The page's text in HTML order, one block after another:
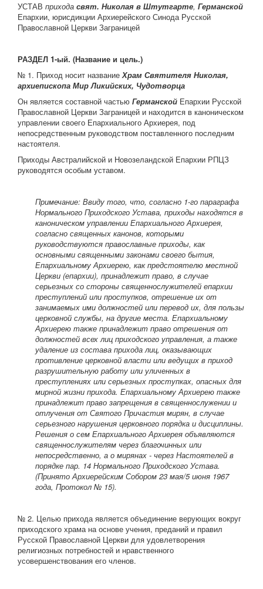
УСТАВ прихода свят. Николая в Штутгарте, Германской
Епархии, юрисдикции Архиерейского Синода Русской
Православной Церкви Заграницей
РАЗДЕЛ 1-ый. (Название и цель.)
№ 1. Приход носит названиеХрам Святителя Николая,
архиепископа Мир Ликийских, Чудотворца
Он является составной частью Германской Епархии Русской
Православной Церкви Заграницей и находится в каноническом
управлении своего Епархиального Архиерея, под
непосредственным руководством поставленного последним
настоятеля.
Приходы Австралийской и Новозеландской Епархии РПЦЗ
руководятся особым уставом.
Примечание: Ввиду того, что, согласно 1-го параграфа
Нормального Приходского Устава, приходы находятся в
каноническом управлении Епархиального Архиерея,
согласно священных канонов, которыми
руководствуются православные приходы, как
основными священными законами своего бытия,
Епархиальному Архиерею, как предстоятелю местной
Церкви (епархии), принадлежит право, в случае
серьезных со стороны священнослужителей епархии
преступлений или проступков, отрешение их от
занимаемых ими должностей или перевод их, для пользы
цер­ковной службы, на другие места. Епархиальному
Архиерею также принадлежит право отрешения от
должностей всех лиц приходского управления, а также
удаление из состава прихода лиц, оказывающих
противление церковной власти или ведущих в приход
разрушительную работу или уличенных в
преступлениях или серьезных проступках, опасных для
мирной жизни прихода. Епархиальному Архиерею также
принадлежит право запрещения в священнослужении и
отлучения от Святого Причастия мирян, в случае
серьезного нарушения церковного порядка и дисциплины.
Решения о сем Епархиального Архиерея объявляются
священнослужителям через благочинных или
непосредственно, а о мирянах - через Настоятелей в
порядке пар. 14 Нормального Приходского Устава.
(Принято Архиерейским Собором 23 мая/5 июня 1967
года, Протокол № 15).
№ 2. Целью прихода является объединение верующих вокруг
приходского храма на основе учения, преданий и правил
Русской Православной Церкви для удовлетворения
религиозных потребностей и нравственного
усовершенствования его членов.